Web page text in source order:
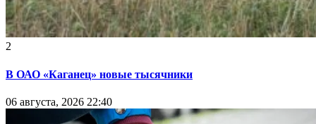
2
В ОАО «Каганец» новые тысячники
06 августа, 2026 22:40